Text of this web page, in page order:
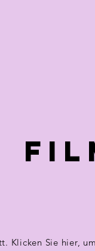
Klicken Sie hier,